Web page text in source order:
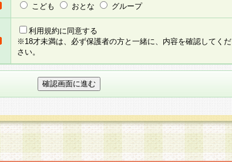
報は、すべて会員登録希望者の自由な意思で提 供いただいたも
、会員登録希望者が自らの個人情報の提供を希望されない場
報をお預かりいたしません が、提供されないことによって、当
をご利用いただけない場合がありますことを予めご了承くださ
が保有している個人情報の開示・訂正・追加・ 利用停止等を求
様であることが当社にて確認できた場合に限り、法令に準拠し
のうえ、当社所定の登録手続きを全て完了し、当社が承認した
こども おとな グループ
利用規約に同意する
※18才未満は、必ず保護者の方と一緒に、内容を確認してくだ
さい。